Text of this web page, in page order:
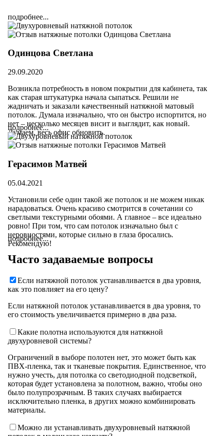
подробнее...
Одинцова Светлана
29.09.2020
Возникла потребность в новом покрытии для кабинета, так
как старая штукатурка начала сыпаться. Решили не
жадничать и заказали качественный натяжной матовый
потолок. Думала изначально, что он быстро испортится, но
нет – несколько месяцев висит и выглядит, как новый.
Думаем, весь офис обновить.
подробнее...
Герасимов Матвей
05.04.2021
Установили себе один такой же потолок и не можем никак
нарадоваться. Очень красиво смотрится в сочетании со
светлыми текстурными обоями. А главное – все идеально
ровно! При том, что сам потолок изначально был с
неровностями, которые сильно в глаза бросались.
Рекомендую!
подробнее...
Часто задаваемые вопросы
Если натяжной потолок устанавливается в два уровня,
как это повлияет на его цену?
Если натяжной потолок устанавливается в два уровня, то
его стоимость увеличивается примерно в два раза.
Какие полотна используются для натяжной
двухуровневой системы?
Ограничений в выборе полотен нет, это может быть как
ПВХ-пленка, так и тканевые покрытия. Единственное, что
нужно учесть, для потолка со светодиодной подсветкой,
которая будет установлена за полотном, важно, чтобы оно
было полупрозрачным. В таких случаях выбирается
исключительно пленка, в других можно комбинировать
материалы.
Можно ли устанавливать двухуровневый натяжной